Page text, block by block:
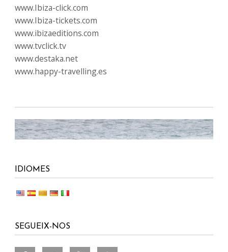
www.Ibiza-click.com
www.Ibiza-tickets.com
www.ibizaeditions.com
www.tvclick.tv
www.destaka.net
www.happy-travelling.es
IDIOMES
SEGUEIX-NOS